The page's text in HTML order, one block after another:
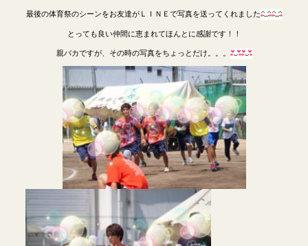
最後の体育祭のシーンをお友達がＬＩＮＥで写真を送ってくれました
とっても良い仲間に恵まれてほんとに感謝です！！
親バカですが、その時の写真をちょっとだけ。。。